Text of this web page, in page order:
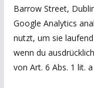
Barrow Street,
Google Analytics
nutzt, um sie
wenn du
von Art. 6 Abs. 1 lit. a